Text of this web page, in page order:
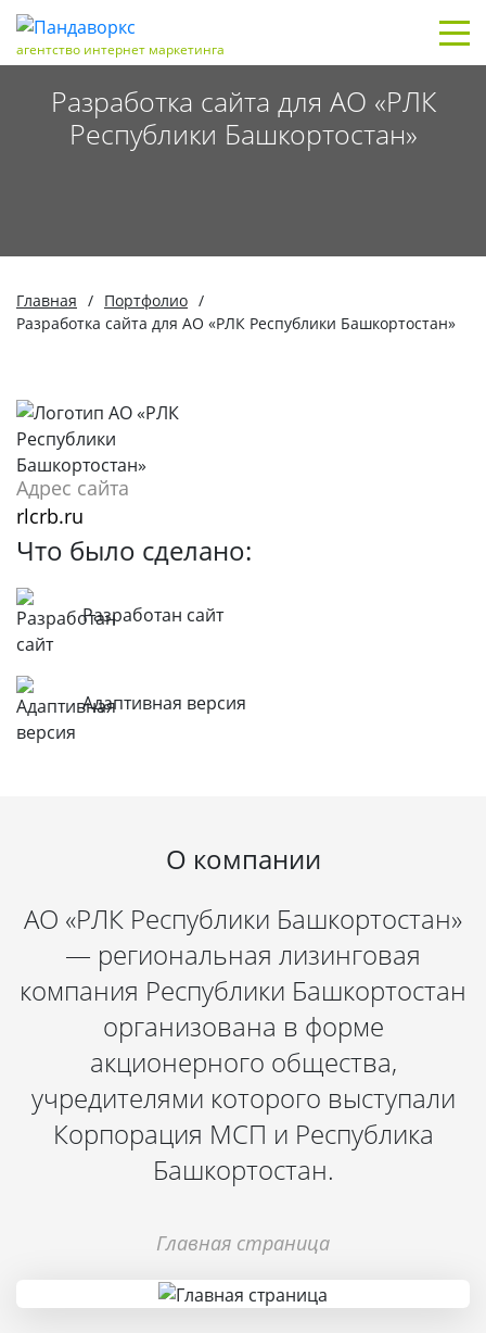
агентство интернет маркетинга
Разработка сайта для АО «РЛК
Республики Башкортостан»
Главная / Портфолио /
Разработка сайта для АО «РЛК Республики Башкортостан»
Адрес сайта
rlcrb.ru
Что было сделано:
Разработан сайт
Адаптивная версия
О компании
АО «РЛК Республики Башкортостан»
— региональная лизинговая
компания Республики Башкортостан
организована в форме
акционерного общества,
учредителями которого выступали
Корпорация МСП и Республика
Башкортостан.
Главная страница